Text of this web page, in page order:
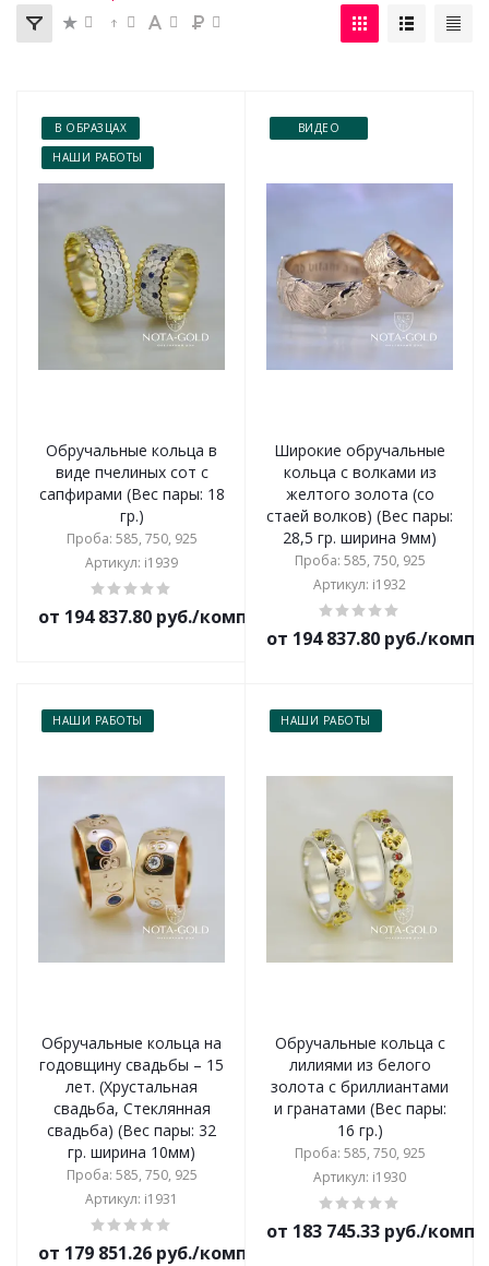
В ОБРАЗЦАХ
НАШИ РАБОТЫ
Обручальные кольца в
виде пчелиных сот с
сапфирами (Вес пары: 18
гр.)
Проба: 585, 750, 925
Артикул: i1939
от 194 837.80 руб./комплект
ВИДЕО
Широкие обручальные
кольца с волками из
желтого золота (со
стаей волков) (Вес пары:
28,5 гр. ширина 9мм)
Проба: 585, 750, 925
Артикул: i1932
от 194 837.80 руб./
НАШИ РАБОТЫ
Обручальные кольца на
годовщину свадьбы – 15
лет. (Хрустальная
свадьба, Стеклянная
свадьба) (Вес пары: 32
гр. ширина 10мм)
Проба: 585, 750, 925
Артикул: i1931
от 179 851.26 руб./комплект
НАШИ РАБОТЫ
Обручальные кольца с
лилиями из белого
золота с бриллиантами
и гранатами (Вес пары:
16 гр.)
Проба: 585, 750, 925
Артикул: i1930
от 183 745.33 руб./